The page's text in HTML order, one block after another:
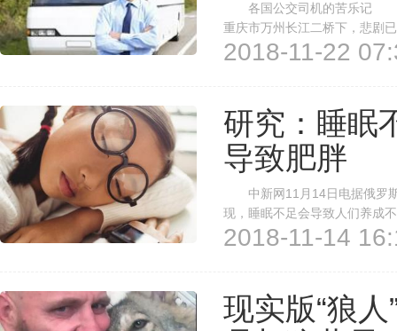
各国公交司机的苦乐记 ◎
重庆市万州长江二桥下，悲剧
晚，重庆万州长江二桥坠江公
2018-11-22
研究：睡眠
导致肥胖
中新网11月14日电据俄罗斯
现，睡眠不足会导致人们养
多名年龄在8到17岁之间的青
2018-11-14
现实版“狼